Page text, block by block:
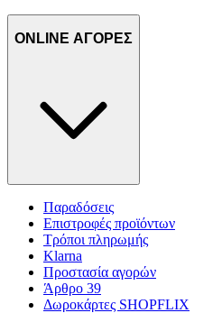
ONLINE ΑΓΟΡΕΣ
Παραδόσεις
Επιστροφές προϊόντων
Τρόποι πληρωμής
Klarna
Προστασία αγορών
Άρθρο 39
Δωροκάρτες SHOPFLIX